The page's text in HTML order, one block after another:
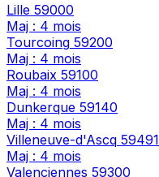
Lille 59000
Maj : 4 mois
Tourcoing 59200
Maj : 4 mois
Roubaix 59100
Maj : 4 mois
Dunkerque 59140
Maj : 4 mois
Villeneuve-d'Ascq 59491
Maj : 4 mois
Valenciennes 59300